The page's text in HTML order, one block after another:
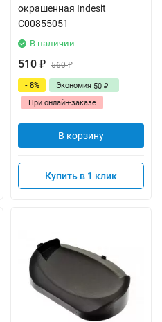
окрашенная Indesit
C00855051
В наличии
510 ₽ 560₽
- 8% Экономия 50 ₽
При онлайн-заказе
В корзину
Купить в 1 клик